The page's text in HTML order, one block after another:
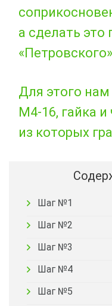
а сделать
Для этого
М4-16, гайка
из которых
Шаг №1
Шаг №2
Шаг №3
Шаг №4
Шаг №5